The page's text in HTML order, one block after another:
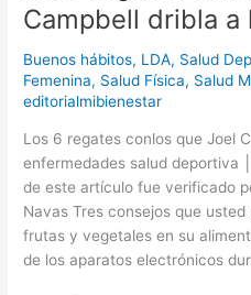
Campbell dribla
Buenos hábitos, LDA, Salud
Femenina, Salud Física, Salud
editorialmibienestar
Los 6 regates conlos que Joel
enfermedades salud
de este artículo fue verificado
Navas Tres consejos que
frutas y vegetales en su
de los aparatos electrónicos
con
los
que
Joel
Campbell